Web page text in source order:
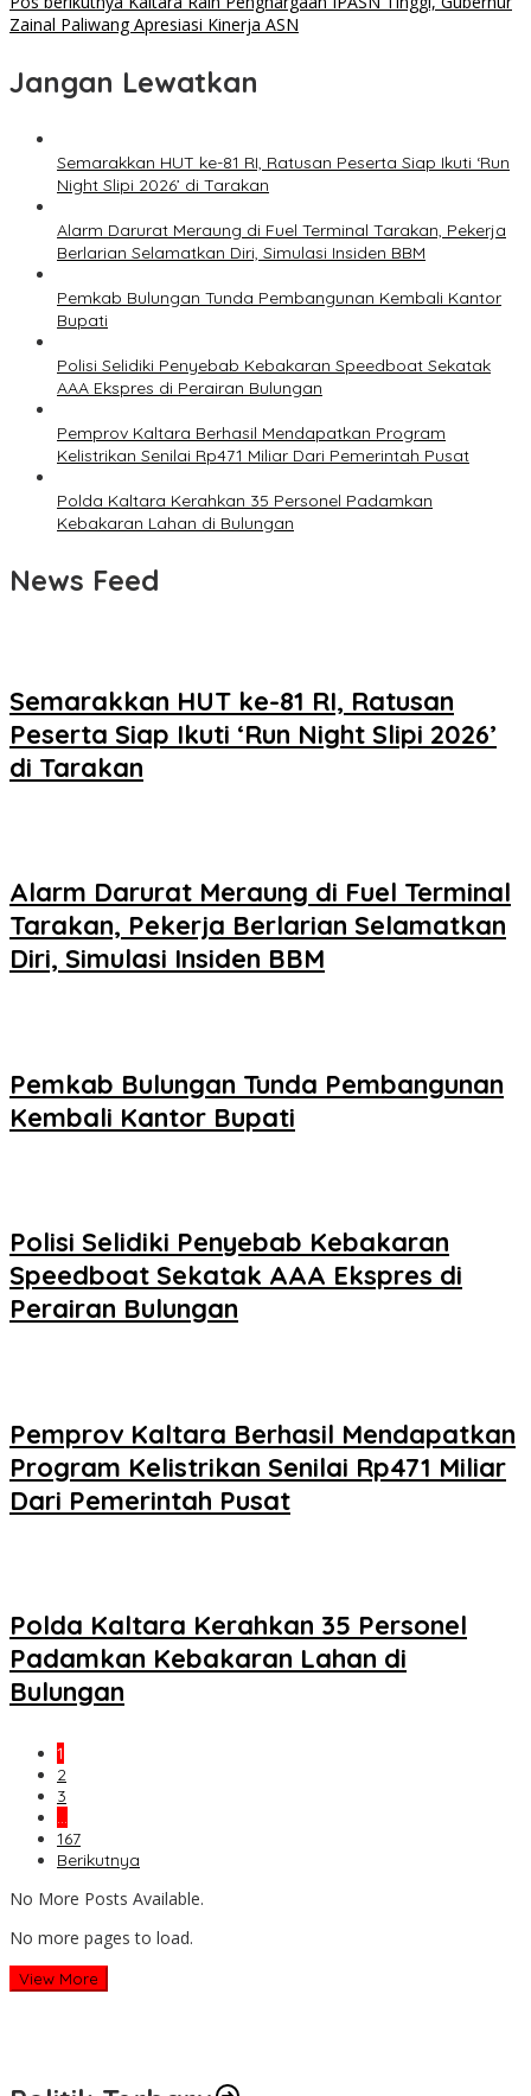
Zainal Paliwang Apresiasi Kinerja ASN
Jangan Lewatkan
Semarakkan HUT ke-81 RI, Ratusan Peserta Siap Ikuti ‘Run
Night Slipi 2026’ di Tarakan
Alarm Darurat Meraung di Fuel Terminal Tarakan, Pekerja
Berlarian Selamatkan Diri, Simulasi Insiden BBM
Pemkab Bulungan Tunda Pembangunan Kembali Kantor
Bupati
Polisi Selidiki Penyebab Kebakaran Speedboat Sekatak
AAA Ekspres di Perairan Bulungan
Pemprov Kaltara Berhasil Mendapatkan Program
Kelistrikan Senilai Rp471 Miliar Dari Pemerintah Pusat
Polda Kaltara Kerahkan 35 Personel Padamkan
Kebakaran Lahan di Bulungan
News Feed
Semarakkan HUT ke-81 RI, Ratusan
Peserta Siap Ikuti ‘Run Night Slipi 2026’
di Tarakan
Alarm Darurat Meraung di Fuel Terminal
Tarakan, Pekerja Berlarian Selamatkan
Diri, Simulasi Insiden BBM
Pemkab Bulungan Tunda Pembangunan
Kembali Kantor Bupati
Polisi Selidiki Penyebab Kebakaran
Speedboat Sekatak AAA Ekspres di
Perairan Bulungan
Pemprov Kaltara Berhasil Mendapatkan
Program Kelistrikan Senilai Rp471 Miliar
Dari Pemerintah Pusat
Polda Kaltara Kerahkan 35 Personel
Padamkan Kebakaran Lahan di
Bulungan
1
2
3
…
167
Berikutnya
No More Posts Available.
No more pages to load.
View More